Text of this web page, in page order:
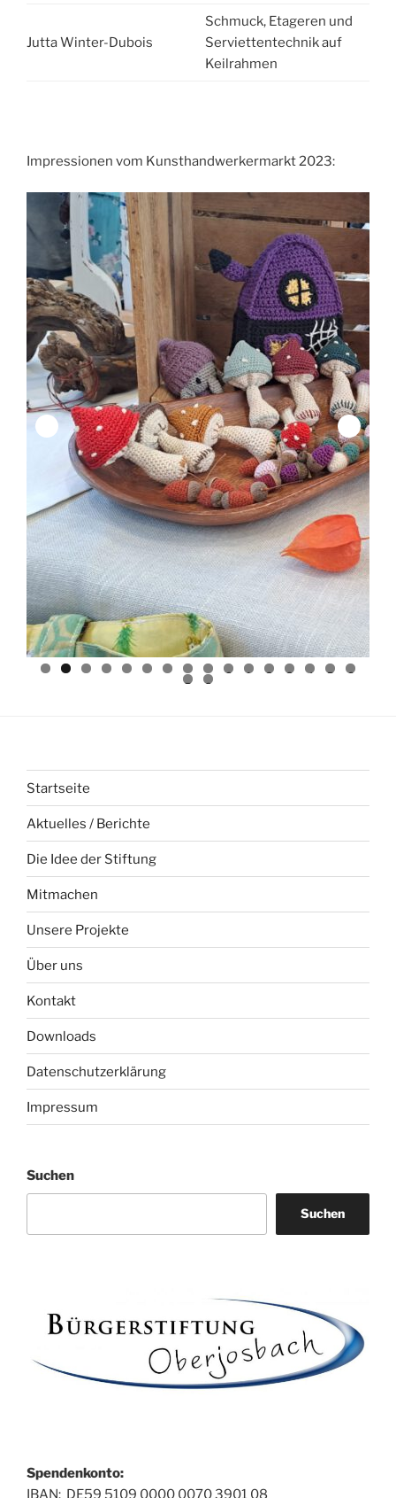
Jutta Winter-Dubois
Schmuck, Etageren und
Serviettentechnik auf
Keilrahmen
Impressionen vom Kunsthandwerkermarkt 2023:
0 1 2 3 4 5 6
7 8
Startseite
Aktuelles / Berichte
Die Idee der Stiftung
Mitmachen
Unsere Projekte
Über uns
Kontakt
Downloads
Datenschutzerklärung
Impressum
Suchen
Suchen
Spendenkonto:
IBAN: DE59 5109 0000 0070 3901 08